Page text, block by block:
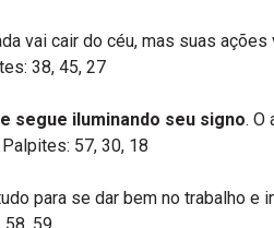
vai cair do céu, mas suas
38, 45, 27
segue iluminando seu signo. O
57, 30, 18
para se dar bem no trabalho e
58, 59